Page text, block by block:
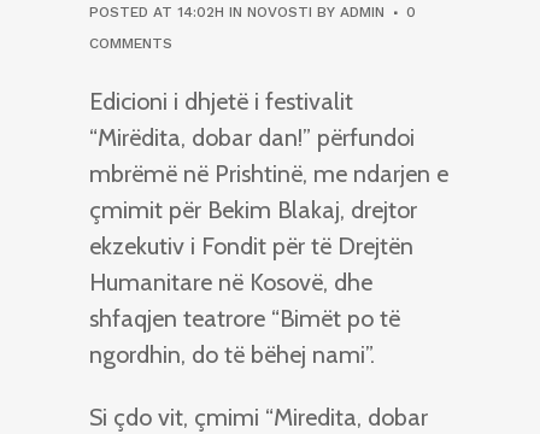
POSTED AT 14:02H IN NOVOSTI BY ADMIN
0
COMMENTS
Edicioni i dhjetë i festivalit
“Mirëdita, dobar dan!” përfundoi
mbrëmë në Prishtinë, me ndarjen e
çmimit për Bekim Blakaj, drejtor
ekzekutiv i Fondit për të Drejtën
Humanitare në Kosovë, dhe
shfaqjen teatrore “Bimët po të
ngordhin, do të bëhej nami”.
Si çdo vit, çmimi “Miredita, dobar